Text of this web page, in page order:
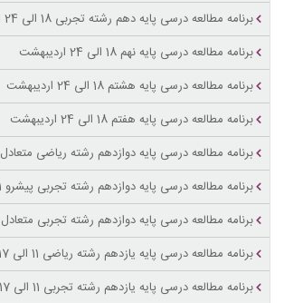
برنامه مطالعه درسی پایه دهم رشته تجربی 18 الی 24 اردیبهشت
برنامه مطالعه درسی پایه نهم 18 الی 24 اردیبهشت
برنامه مطالعه درسی پایه هشتم 18 الی 24 اردیبهشت
برنامه مطالعه درسی پایه هفتم 18 الی 24 اردیبهشت
برنامه مطالعه درسی پایه دوازدهم رشته ریاضی متعادل 11 الی 17 اردیبهشت
برنامه مطالعه درسی پایه دوازدهم رشته تجربی پیشرو 11 الی 17 اردیبهشت
برنامه مطالعه درسی پایه دوازدهم رشته تجربی متعادل 11 الی 17 اردیبهشت
برنامه مطالعه درسی پایه یازدهم رشته ریاضی 11 الی 17 اردیبهشت
برنامه مطالعه درسی پایه یازدهم رشته تجربی 11 الی 17 اردیبهشت